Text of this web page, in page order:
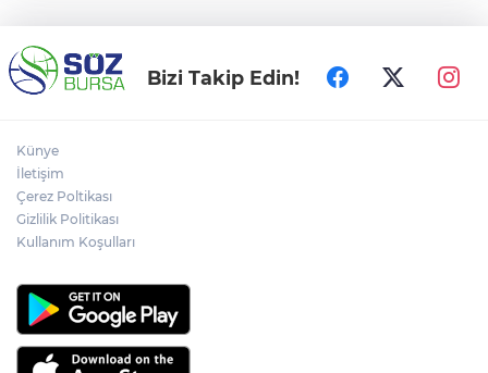
Bizi Takip Edin!
Künye
İletişim
Çerez Poltikası
Gizlilik Politikası
Kullanım Koşulları